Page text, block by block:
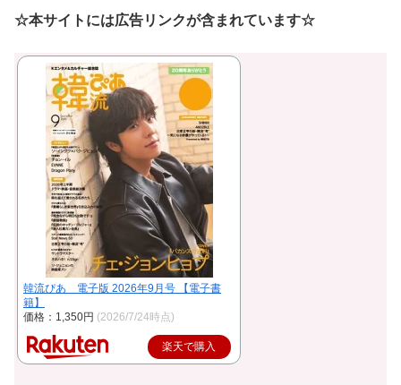
☆本サイトには広告リンクが含まれています☆
韓流ぴあ 電子版 2026年9月号 【電子書
籍】
価格：1,350円 (2026/7/24時点)
楽天で購入